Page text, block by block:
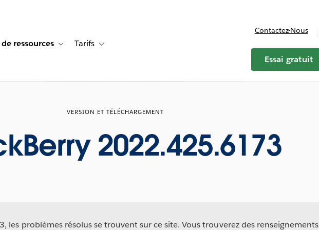
de cas for Solutions
ressources Toggle sub-navigation for Centre de ressources
Tarifs Toggle sub-navigation for Tarifs
Contactez-Nous
Essai gratuit
VERSION ET TÉLÉCHARGEMENT
2022.425.6173
les problèmes résolus se trouvent sur ce site. Vous trouverez des renseignements